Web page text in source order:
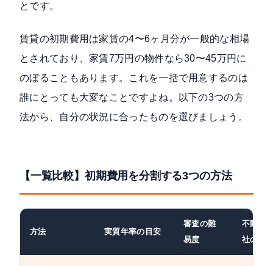
とです。
賃貸の初期費用は家賃の4〜6ヶ月分が一般的な相場
とされており、家賃7万円の物件なら30〜45万円に
のぼることもあります。これを一括で用意するのは
誰にとっても大変なことですよね。以下の3つの方
法から、自分の状況に合ったものを選びましょう。
【一覧比較】初期費用を分割する3つの方法
方法 実質年率の目安
審査の難
易度
不動産
社の対